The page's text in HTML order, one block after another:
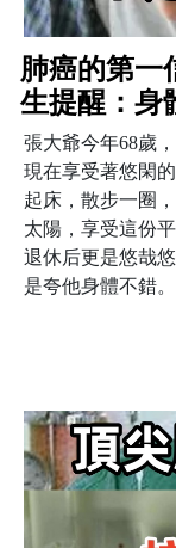
肺癌的第一
生提醒：身
張大爺今年68歲
現在享受著悠閑
起床，散步一圈
太陽，享受這份
退休后更是悠哉
是夸他身體不錯